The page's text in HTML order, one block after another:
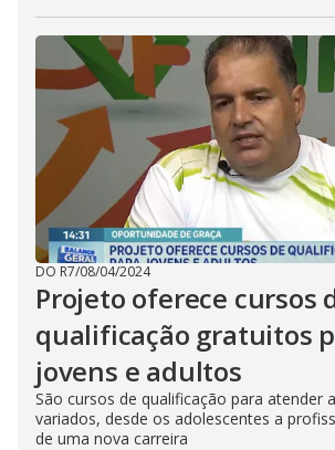
DO R7/08/04/2024
Projeto oferece cursos
qualificação gratuitos
jovens e adultos
São cursos de qualificação para atender
variados, desde os adolescentes a
de uma nova carreira